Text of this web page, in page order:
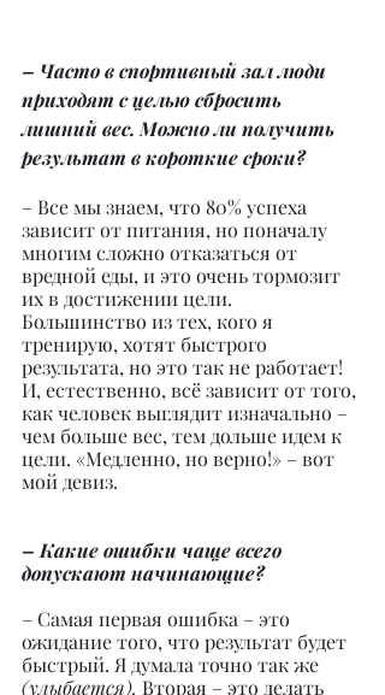
– Часто в спортивный зал люди
приходят с целью сбросить
лишний вес. Можно ли получить
результат в короткие сроки?
– Все мы знаем, что 80% успеха
зависит от питания, но поначалу
многим сложно отказаться от
вредной еды, и это очень тормозит
их в достижении цели.
Большинство из тех, кого я
тренирую, хотят быстрого
результата, но это так не работает!
И, естественно, всё зависит от того,
как человек выглядит изначально –
чем больше вес, тем дольше идем к
цели. «Медленно, но верно!» – вот
мой девиз.
– Какие ошибки чаще всего
допускают начинающие?
– Самая первая ошибка – это
ожидание того, что результат будет
быстрый. Я думала точно так же
(улыбается). Вторая – это делать